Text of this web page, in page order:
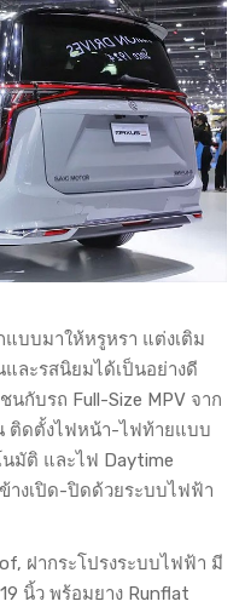
แบบมาให้หรูหรา แต่งเติม
ละรสนิยมได้เป็นอย่างดี
กับรถ Full-Size MPV จาก
ติดตั้งไฟหน้า-ไฟท้ายแบบ
มัติ และไฟ Daytime
างเปิด-ปิดด้วยระบบไฟฟ้า
ฝากระโปรงระบบไฟฟ้า มี
นิ้ว พร้อมยาง Runflat